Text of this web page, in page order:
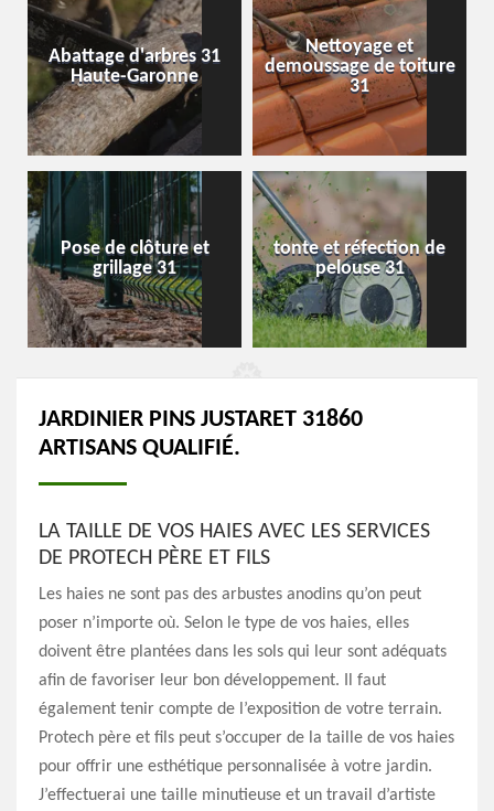
Abattage d'arbres 31
Haute-Garonne
Nettoyage et
demoussage de toiture
31
Pose de clôture et
grillage 31
tonte et réfection de
pelouse 31
JARDINIER PINS JUSTARET 31860
ARTISANS QUALIFIÉ.
LA TAILLE DE VOS HAIES AVEC LES SERVICES
DE PROTECH PÈRE ET FILS
Les haies ne sont pas des arbustes anodins qu’on peut
poser n’importe où. Selon le type de vos haies, elles
doivent être plantées dans les sols qui leur sont adéquats
afin de favoriser leur bon développement. Il faut
également tenir compte de l’exposition de votre terrain.
Protech père et fils peut s’occuper de la taille de vos haies
pour offrir une esthétique personnalisée à votre jardin.
J’effectuerai une taille minutieuse et un travail d’artiste